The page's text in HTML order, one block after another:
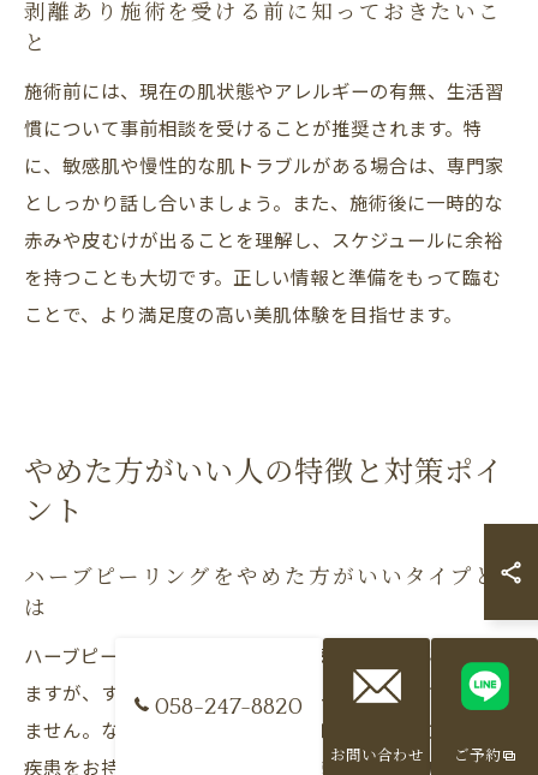
剥離あり施術を受ける前に知っておきたいこ
と
施術前には、現在の肌状態やアレルギーの有無、生活習
慣について事前相談を受けることが推奨されます。特
に、敏感肌や慢性的な肌トラブルがある場合は、専門家
としっかり話し合いましょう。また、施術後に一時的な
赤みや皮むけが出ることを理解し、スケジュールに余裕
を持つことも大切です。正しい情報と準備をもって臨む
ことで、より満足度の高い美肌体験を目指せます。
やめた方がいい人の特徴と対策ポイ
ント
ハーブピーリングをやめた方がいいタイプと
は
ハーブピーリングは美肌を目指す多くの方に選ばれてい
ますが、すべての肌質や体質に適しているわけではあり
ません。なぜなら、敏感肌やアレルギー体質の方、皮膚
疾患をお持ちの方は、施術による刺激や成分反応で肌ト
058-247-8820
お問い合わせ ご予約